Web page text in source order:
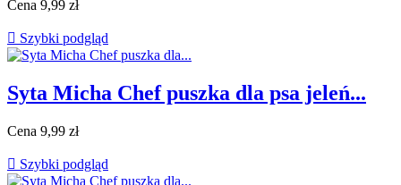
Cena 9,99 zł
 Szybki podgląd
Syta Micha Chef puszka dla psa jeleń...
Cena 9,99 zł
 Szybki podgląd